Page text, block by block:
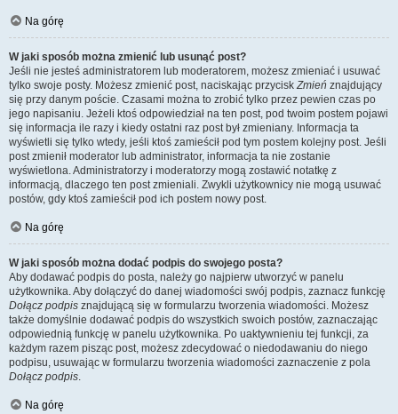
Na górę
W jaki sposób można zmienić lub usunąć post?
Jeśli nie jesteś administratorem lub moderatorem, możesz zmieniać i usuwać
tylko swoje posty. Możesz zmienić post, naciskając przyciskZmień znajdujący
się przy danym poście. Czasami można to zrobić tylko przez pewien czas po
jego napisaniu. Jeżeli ktoś odpowiedział na ten post, pod twoim postem pojawi
się informacja ile razy i kiedy ostatni raz post był zmieniany. Informacja ta
wyświetli się tylko wtedy, jeśli ktoś zamieścił pod tym postem kolejny post. Jeśli
post zmienił moderator lub administrator, informacja ta nie zostanie
wyświetlona. Administratorzy i moderatorzy mogą zostawić notatkę z
informacją, dlaczego ten post zmieniali. Zwykli użytkownicy nie mogą usuwać
postów, gdy ktoś zamieścił pod ich postem nowy post.
Na górę
W jaki sposób można dodać podpis do swojego posta?
Aby dodawać podpis do posta, należy go najpierw utworzyć w panelu
użytkownika. Aby dołączyć do danej wiadomości swój podpis, zaznacz funkcję
Dołącz podpis znajdującą się w formularzu tworzenia wiadomości. Możesz
także domyślnie dodawać podpis do wszystkich swoich postów, zaznaczając
odpowiednią funkcję w panelu użytkownika. Po uaktywnieniu tej funkcji, za
każdym razem pisząc post, możesz zdecydować o niedodawaniu do niego
podpisu, usuwając w formularzu tworzenia wiadomości zaznaczenie z pola
Dołącz podpis.
Na górę